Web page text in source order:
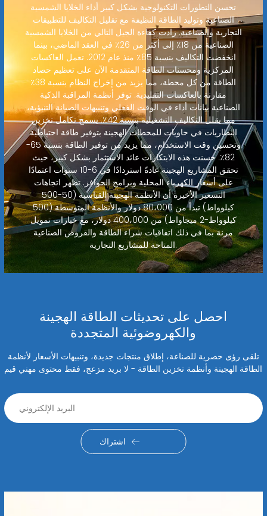
تحسن التطورات التكنولوجية بشكل كبير أداء الخلايا الشمسية
الصناعية وتوليد الطاقة النظيفة مع تقليل التكاليف للتطبيقات
التجارية والصناعية. زادت كفاءة الجيل التالي من الخلايا الشمسية
الصناعية من 18٪ إلى أكثر من 26٪ في العقد الماضي، بينما
انخفضت التكاليف بنسبة 85٪ منذ عام 2012. تعمل العاكسات
المركزية ومحسنات الطاقة المتقدمة الآن على تعظيم حصاد
الطاقة من كل محطة، مما يزيد من إخراج النظام بنسبة 38٪
مقارنة بالعاكسات التقليدية. توفر أنظمة المراقبة الذكية
الصناعية بيانات أداء في الوقت الفعلي وتنبيهات الصيانة التنبؤية،
مما يقلل التكاليف التشغيلية بنسبة 42٪. يسمح تكامل تخزين
البطاريات في حاويات للمحطات الهجينة بتوفير طاقة احتياطية
وتحسين وقت الاستخدام، مما يزيد من توفير الطاقة بنسبة 65-
82٪. حسنت هذه الابتكارات عائد الاستثمار بشكل كبير، حيث
تحقق المشاريع الهجينة عادةً استردادًا في 6-10 سنوات اعتمادًا
على أسعار الكهرباء المحلية وبرامج الحوافز. تظهر اتجاهات
التسعير الأخيرة أن الأنظمة الهجينة القياسية (50-500
كيلوواط) تبدأ من 80،000 دولار والأنظمة المتوسطة (500
كيلوواط-2 ميجاواط) من 400،000 دولار، مع خيارات تمويل
مرنة بما في ذلك اتفاقيات شراء الطاقة والقروض الصناعية
المتاحة للمشاريع التجارية.
احصل على تحديثات الطاقة الهجينة
والكهروضوئية المتجددة
تلقى رؤى حصرية للصناعة، إطلاق منتجات جديدة، وتنبيهات الأسعار لأنظمة
الطاقة الهجينة وأنظمة تخزين الطاقة - لا بريد مزعج، فقط محتوى مهني قيم
اشتراك